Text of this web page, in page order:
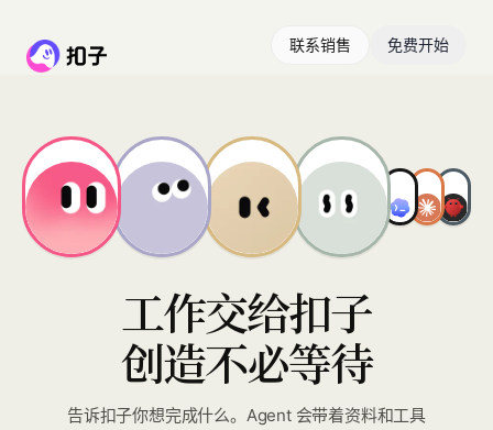
联系销售 免费开始
工作交给扣子
创造不必等待
告诉扣子你想完成什么。Agent 会带着资料和工具